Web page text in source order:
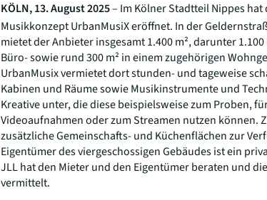
KÖLN, 13. August 2025– Im Kölner Stadtteil Nippes hat
Musikkonzept UrbanMusiX eröffnet. In der
mietet der Anbieter insgesamt 1.400 m², darunter 1.100
Büro- sowie rund 300 m² in einem zugehörigen
UrbanMusix vermietet dort stunden- und tageweise
Kabinen und Räume sowie Musikinstrumente und
Kreative unter, die diese beispielsweise zum Proben,
Videoaufnahmen oder zum Streamen nutzen können.
zusätzliche Gemeinschafts- und Küchenflächen zur
Eigentümer des viergeschossigen Gebäudes ist ein
JLL hat den Mieter und den Eigentümer beraten und
vermittelt.